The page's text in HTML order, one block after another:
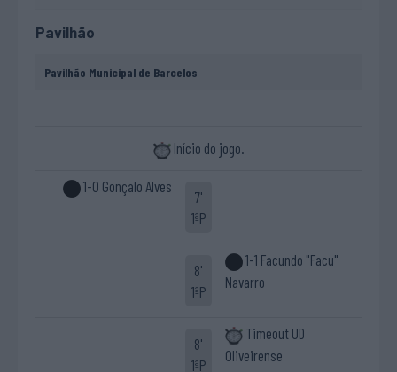
Pavilhão
Pavilhão Municipal de Barcelos
Início do jogo.
1-0 Gonçalo Alves
7'
1ªP
8'
1ªP
1-1 Facundo "Facu"
Navarro
8'
1ªP
Timeout UD
Oliveirense